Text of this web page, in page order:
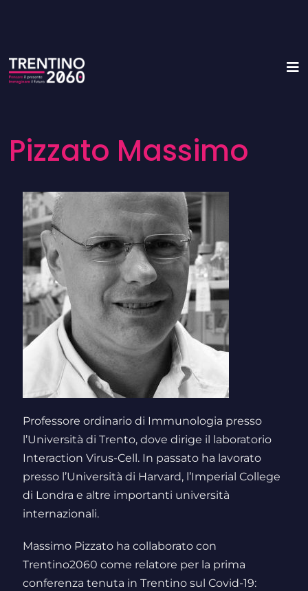
Pizzato Massimo
Professore ordinario di Immunologia presso
l’Università di Trento, dove dirige il laboratorio
Interaction Virus-Cell. In passato ha lavorato
presso l’Università di Harvard, l’Imperial College
di Londra e altre importanti università
internazionali.
Massimo Pizzato ha collaborato con
Trentino2060 come relatore per la prima
conferenza tenuta in Trentino sul Covid-19: